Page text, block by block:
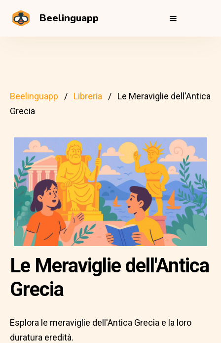
Beelinguapp
Beelinguapp Libreria
Le Meraviglie dell'Antica
Grecia
Le Meraviglie dell'Antica
Grecia
Esplora le meraviglie dell'Antica Grecia e la loro
duratura eredità.